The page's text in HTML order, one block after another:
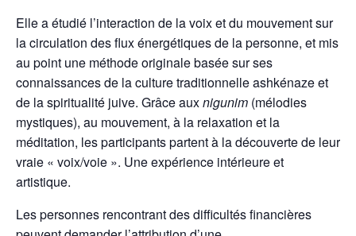
Elle a étudié l’interaction de la voix et du mouvement sur
la circulation des flux énergétiques de la personne, et mis
au point une méthode originale basée sur ses
connaissances de la culture traditionnelle ashkénaze et
de la spiritualité juive. Grâce auxnigunim (mélodies
mystiques), au mouvement, à la relaxation et la
méditation, les participants partent à la découverte de leur
vraie « voix/voie ». Une expérience intérieure et
artistique.
Les personnes rencontrant des difficultés financières